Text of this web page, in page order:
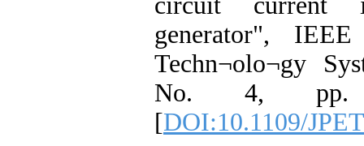
generator",
Techn¬olo¬gy
No. 4, pp.
[DOI:10.1109/